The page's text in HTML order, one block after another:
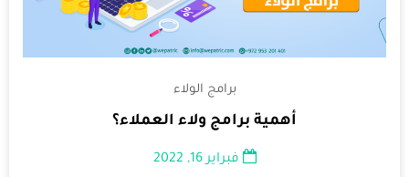
برامج الولاء
أهمية برامج ولاء العملاء؟
فبراير 16, 2022